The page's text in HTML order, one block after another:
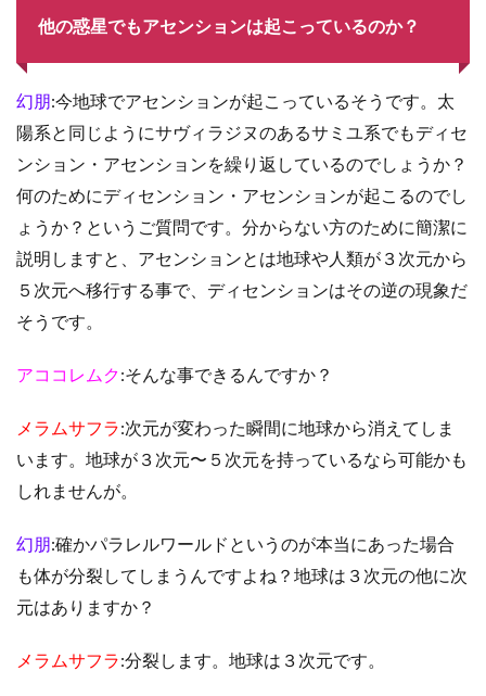
他の惑星でもアセンションは起こっているのか？
幻朋:今地球でアセンションが起こっているそうです。太
陽系と同じようにサヴィラジヌのあるサミユ系でもディセ
ンション・アセンションを繰り返しているのでしょうか？
何のためにディセンション・アセンションが起こるのでし
ょうか？というご質問です。分からない方のために簡潔に
説明しますと、アセンションとは地球や人類が３次元から
５次元へ移行する事で、ディセンションはその逆の現象だ
そうです。
アココレムク:そんな事できるんですか？
メラムサフラ:次元が変わった瞬間に地球から消えてしま
います。地球が３次元〜５次元を持っているなら可能かも
しれませんが。
幻朋:確かパラレルワールドというのが本当にあった場合
も体が分裂してしまうんですよね？地球は３次元の他に次
元はありますか？
メラムサフラ:分裂します。地球は３次元です。